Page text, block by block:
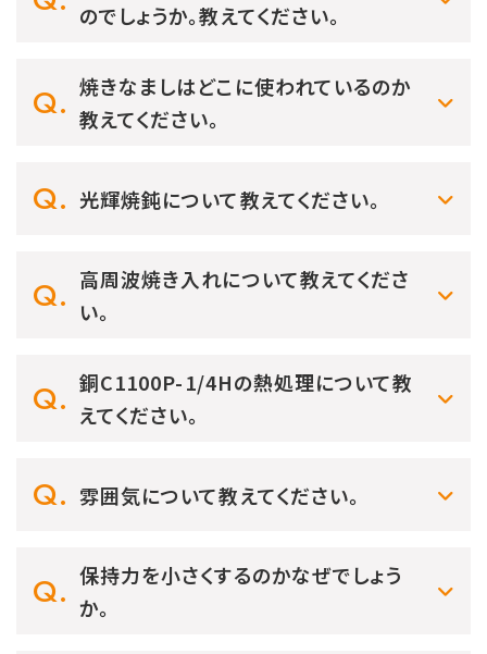
のでしょうか。教えてください。
焼きなましはどこに使われているのか
教えてください。
光輝焼鈍について教えてください。
高周波焼き入れについて教えてくださ
い。
銅C1100P-1/4Hの熱処理について教
えてください。
雰囲気について教えてください。
保持力を小さくするのかなぜでしょう
か。